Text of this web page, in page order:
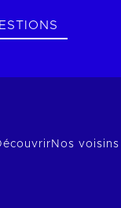
Nos voisins